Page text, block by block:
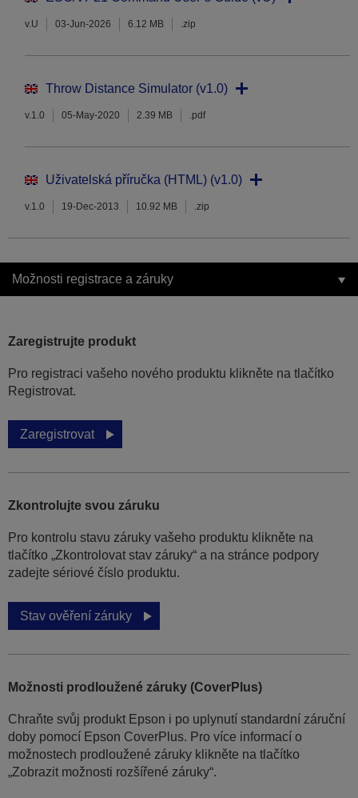
v.U 03-Jun-2026 6.12 MB .zip
Throw Distance Simulator (v1.0)
v.1.0 05-May-2020 2.39 MB .pdf
Uživatelská příručka (HTML) (v1.0)
v.1.0 19-Dec-2013 10.92 MB .zip
Možnosti registrace a záruky
Zaregistrujte produkt
Pro registraci vašeho nového produktu klikněte na tlačítko
Registrovat.
Zaregistrovat
Zkontrolujte svou záruku
Pro kontrolu stavu záruky vašeho produktu klikněte na
tlačítko „Zkontrolovat stav záruky“ a na stránce podpory
zadejte sériové číslo produktu.
Stav ověření záruky
Možnosti prodloužené záruky (CoverPlus)
Chraňte svůj produkt Epson i po uplynutí standardní záruční
doby pomocí Epson CoverPlus. Pro více informací o
možnostech prodloužené záruky klikněte na tlačítko
„Zobrazit možnosti rozšířené záruky“.